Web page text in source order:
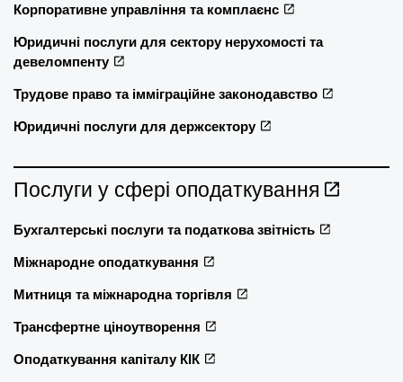
Корпоративне управління та комплаєнс
Юридичні послуги для сектору нерухомості та
девеломпенту
Трудове право та імміграційне законодавство
Юридичні послуги для держсектору
Послуги у сфері оподаткування
Бухгалтерські послуги та податкова звітність
Міжнародне оподаткування
Митниця та міжнародна торгівля
Трансфертне ціноутворення
Оподаткування капіталу КІК